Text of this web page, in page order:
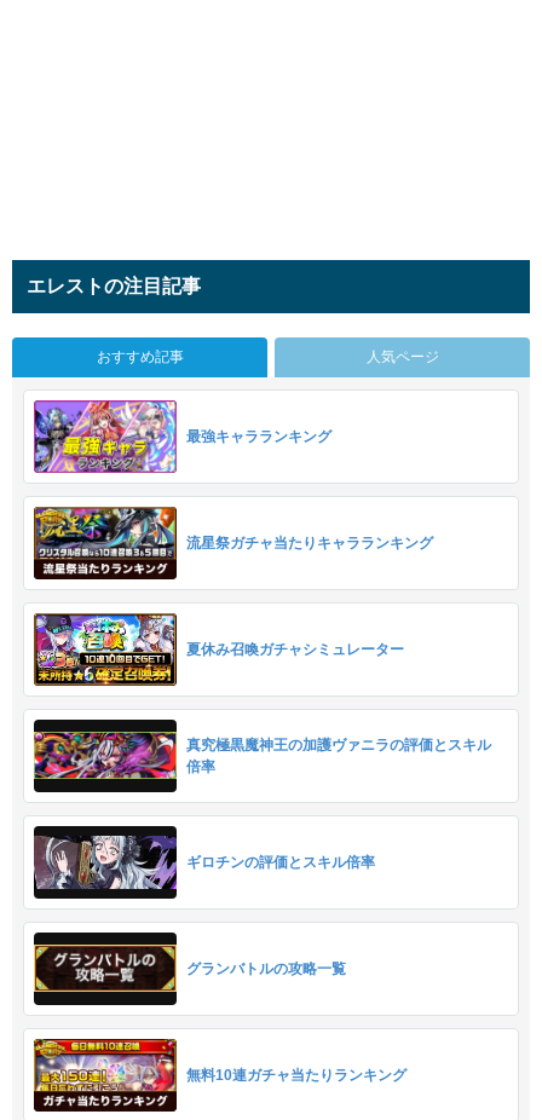
エレストの注目記事
おすすめ記事 人気ページ
最強キャラランキング
流星祭ガチャ当たりキャラランキング
夏休み召喚ガチャシミュレーター
真究極黒魔神王の加護ヴァニラの評価とスキル
倍率
ギロチンの評価とスキル倍率
グランバトルの攻略一覧
無料10連ガチャ当たりランキング